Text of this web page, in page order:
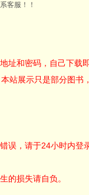
客服！！
址和密码，自己下载
站展示只是部分图书
误，请于24小时内登
的损失请自负。